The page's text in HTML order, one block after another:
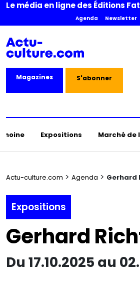
Le média en ligne des Éditions
Agenda Newsletter
Magazines S'abonner
Expositions Marché de
Actu-culture.com > Agenda > Gerhard
Expositions
Gerhard
Du 17.10.2025 au